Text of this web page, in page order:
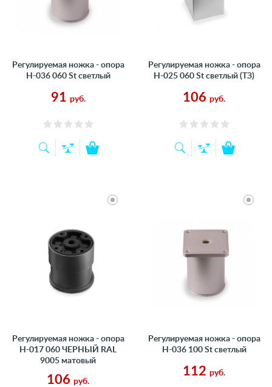
Регулируемая ножка - опора
Н-036 060 St светлый
91 руб.
Регулируемая ножка - опора
Н-025 060 St светлый (ТЗ)
106 руб.
Регулируемая ножка - опора
Н-017 060 ЧЕРНЫЙ RAL
9005 матовый
106 руб.
Регулируемая ножка - опора
Н-036 100 St светлый
112 руб.